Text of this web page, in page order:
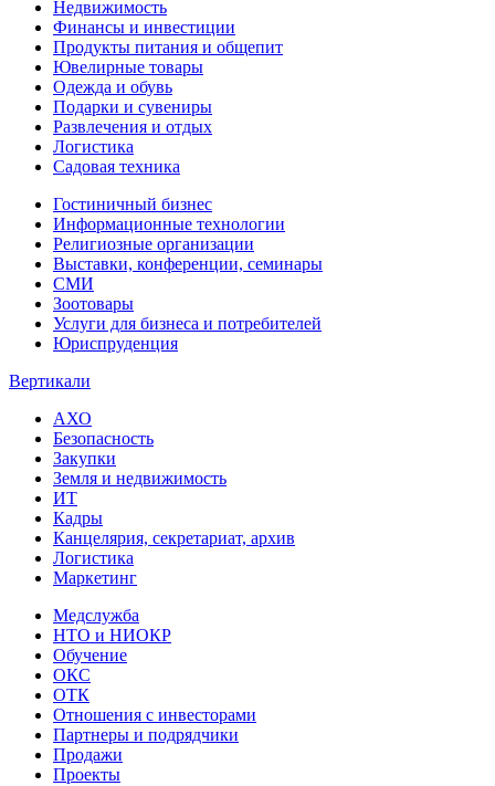
Недвижимость
Финансы и инвестиции
Продукты питания и общепит
Ювелирные товары
Одежда и обувь
Подарки и сувениры
Развлечения и отдых
Логистика
Садовая техника
Гостиничный бизнес
Информационные технологии
Религиозные организации
Выставки, конференции, семинары
СМИ
Зоотовары
Услуги для бизнеса и потребителей
Юриспруденция
Вертикали
АХО
Безопасность
Закупки
Земля и недвижимость
ИТ
Кадры
Канцелярия, секретариат, архив
Логистика
Маркетинг
Медслужба
НТО и НИОКР
Обучение
ОКС
ОТК
Отношения с инвесторами
Партнеры и подрядчики
Продажи
Проекты